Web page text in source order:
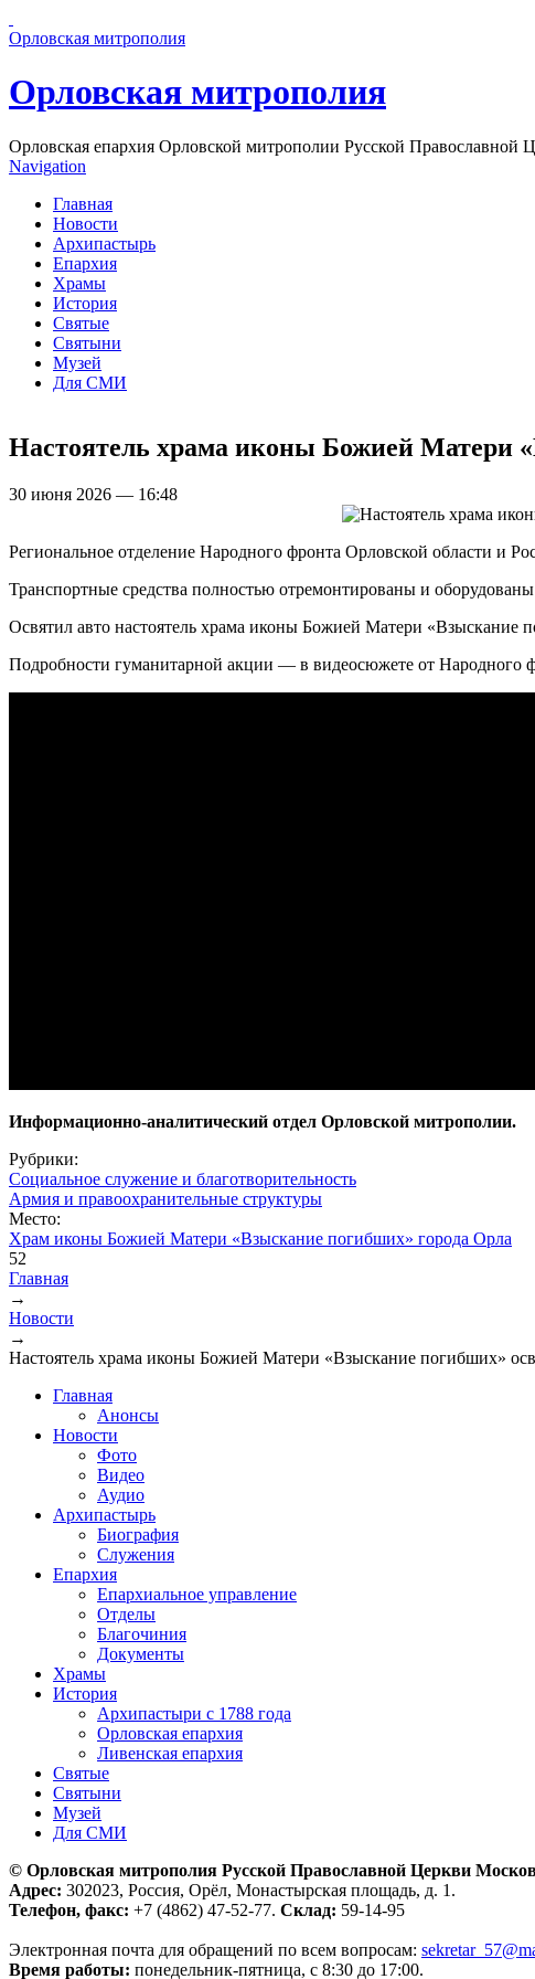
Орловская митрополия
Орловская митрополия
Орловская епархия Орловской митрополии Русской Православной
Navigation
Главная
Новости
Архипастырь
Епархия
Храмы
История
Святые
Святыни
Музей
Для СМИ
Настоятель храма иконы Божией Матери
30 июня 2026 — 16:48
Региональное отделение Народного фронта Орловской области и
Транспортные средства полностью отремонтированы и
Освятил авто настоятель храма иконы Божией Матери «Взыскание
Подробности гуманитарной акции — в видеосюжете от Народного
Информационно-аналитический отдел Орловской митрополии.
Рубрики:
Социальное служение и благотворительность
Армия и правоохранительные структуры
Место:
Храм иконы Божией Матери «Взыскание погибших» города Орла
52
Вы здесь
Главная
→
Новости
→
Настоятель храма иконы Божией Матери «Взыскание погибших»
Главная
Анонсы
Новости
Фото
Видео
Аудио
Архипастырь
Биография
Служения
Епархия
Епархиальное управление
Отделы
Благочиния
Документы
Храмы
История
Архипастыри с 1788 года
Орловская епархия
Ливенская епархия
Святые
Святыни
Музей
Для СМИ
© Орловская митрополия Русской Православной Церкви
Адрес: 302023, Россия, Орёл, Монастырская площадь, д. 1.
Телефон, факс: +7 (4862) 47-52-77. Склад: 59-14-95
Электронная почта для обращений по всем вопросам:
Время работы: понедельник-пятница, с 8:30 до 17:00.